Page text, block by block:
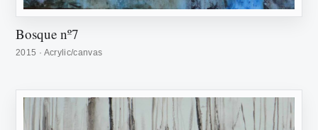
Bosque nº7
2015 · Acrylic/canvas